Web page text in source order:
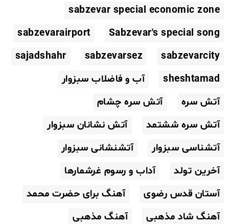
sabzevar special economic zone
Sabzevar's special song
sabzevarairport
sabzevarcity
sabzevarsez
sajadshahr
sheshtamad
آب و فاضلاب سبزوار
آتش سره
آتش سره چشام
آتش سره ششتمد
آتش نشانان سبزوار
آتشناسی سبزوار
آتشنشانی سبزوار
آخرین تولد
آداب و رسوم غرشمارها
آستان قدس رضوی
آهنگ برای حضرت محمد
آهنگ شاد مذهبی
آهنگ مذهبی